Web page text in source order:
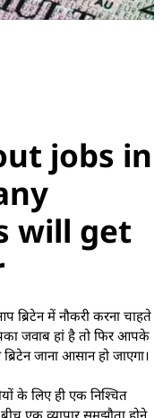
jobs in
will get
ब्रिटेन में नौकरी करना चाहते
जवाब हां है तो फिर आपके
जाना आसान हो जाएगा।
के लिए ही एक निश्चित